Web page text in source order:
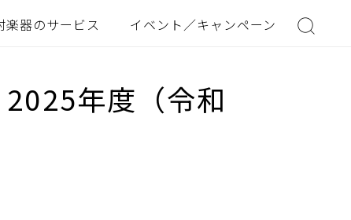
楽器のサービス イベント／キャンペーン
年度（令和